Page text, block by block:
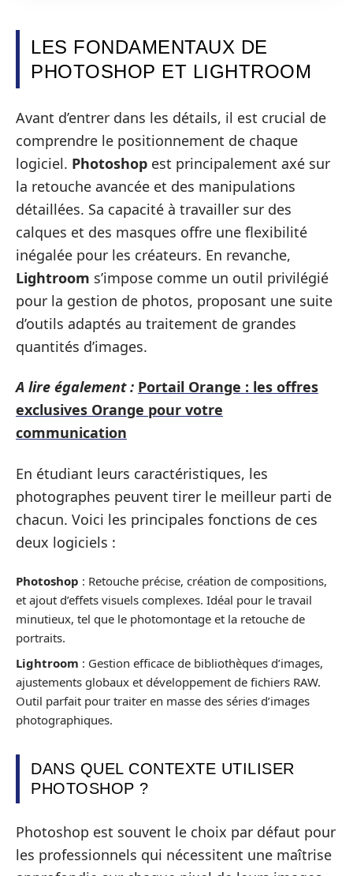
LES FONDAMENTAUX DE
PHOTOSHOP ET LIGHTROOM
Avant d’entrer dans les détails, il est crucial de
comprendre le positionnement de chaque
logiciel. Photoshop est principalement axé sur
la retouche avancée et des manipulations
détaillées. Sa capacité à travailler sur des
calques et des masques offre une flexibilité
inégalée pour les créateurs. En revanche,
Lightroom s’impose comme un outil privilégié
pour la gestion de photos, proposant une suite
d’outils adaptés au traitement de grandes
quantités d’images.
A lire également : Portail Orange : les offres
exclusives Orange pour votre
communication
En étudiant leurs caractéristiques, les
photographes peuvent tirer le meilleur parti de
chacun. Voici les principales fonctions de ces
deux logiciels :
Photoshop : Retouche précise, création de compositions,
et ajout d’effets visuels complexes. Idéal pour le travail
minutieux, tel que le photomontage et la retouche de
portraits.
Lightroom : Gestion efficace de bibliothèques d’images,
ajustements globaux et développement de fichiers RAW.
Outil parfait pour traiter en masse des séries d’images
photographiques.
DANS QUEL CONTEXTE UTILISER
PHOTOSHOP ?
Photoshop est souvent le choix par défaut pour
les professionnels qui nécessitent une maîtrise